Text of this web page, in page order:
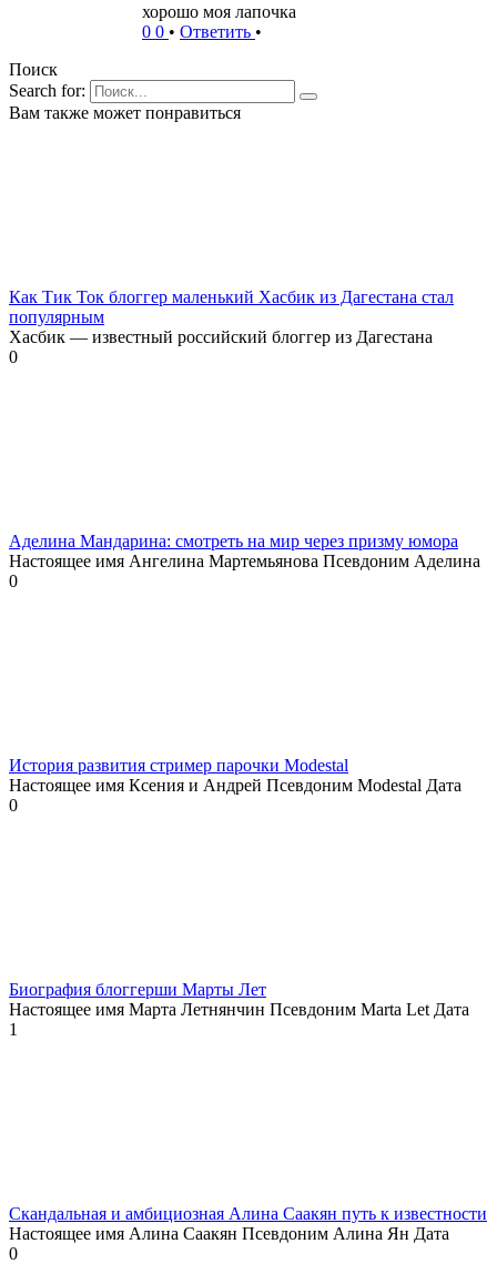
хорошо моя лапочка
0 0 • Ответить •
Поиск
Search for:
Вам также может понравиться
Как Тик Ток блоггер маленький Хасбик из Дагестана стал
популярным
Хасбик — известный российский блоггер из Дагестана
0
Аделина Мандарина: смотреть на мир через призму юмора
Настоящее имя Ангелина Мартемьянова Псевдоним Аделина
0
История развития стример парочки Modestal
Настоящее имя Ксения и Андрей Псевдоним Modestal Дата
0
Биография блоггерши Марты Лет
Настоящее имя Марта Летнянчин Псевдоним Marta Let Дата
1
Скандальная и амбициозная Алина Саакян путь к известности
Настоящее имя Алина Саакян Псевдоним Алина Ян Дата
0